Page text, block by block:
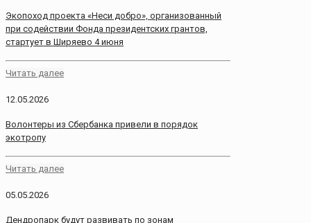
Экопоход проекта «Неси добро», организованный
при содействии Фонда президентских грантов,
стартует в Ширяево 4 июня
Читать далее
12.05.2026
Волонтеры из Сбербанка привели в порядок
экотропу
Читать далее
05.05.2026
Дендропарк будут развивать по зонам